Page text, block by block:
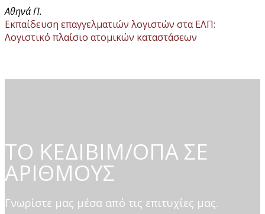
Αθηνά Π.
Εκπαίδευση επαγγελματιών λογιστών στα ΕΛΠ:
Λογιστικό πλαίσιο ατομικών καταστάσεων
ΤΟ ΚΕΔΙΒΙΜ/ΟΠΑ ΣΕ
ΑΡΙΘΜΟΥΣ
Γνωρίστε μας μέσα από τις επιτυχίες μας.